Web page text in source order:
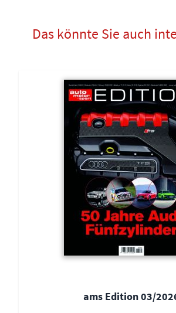
Das könnte Sie auch
ams Edition 03/